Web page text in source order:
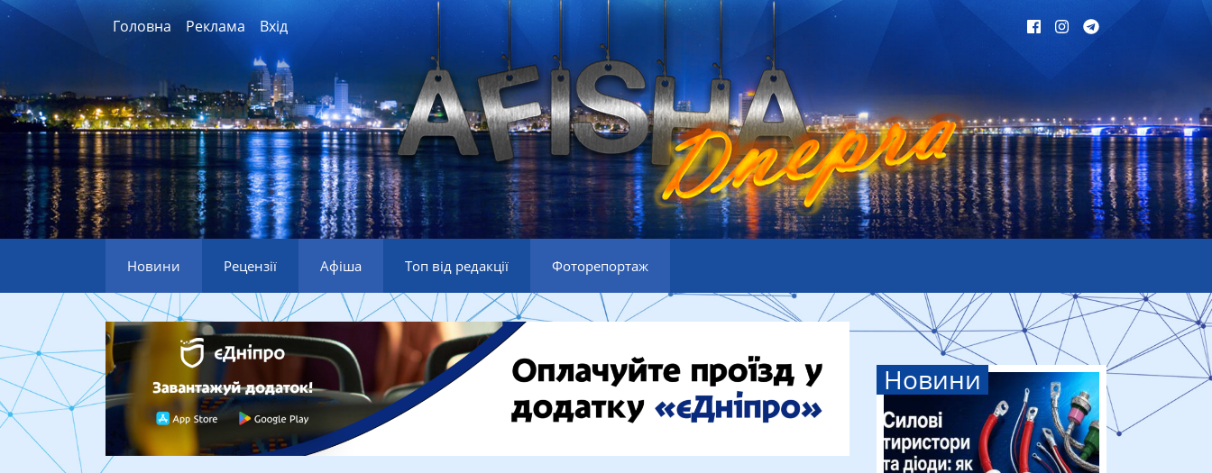
Головна Реклама Вхід
Новини Рецензії Афіша Топ від редакції Фоторепортаж
Новини